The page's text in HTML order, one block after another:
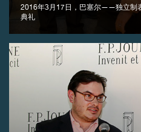
2016年3月17日，巴塞尔——独立制
典礼